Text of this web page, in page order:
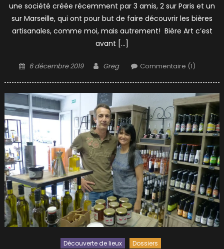
une société créée récemment par 3 amis, 2 sur Paris et un
sur Marseille, qui ont pour but de faire découvrir les bières
artisanales, comme moi, mais autrement! Bière Art c’est
avant […]
Posted
6 décembre 2019 Author
Greg Commentaire (1)
Découverte de lieux Dossiers